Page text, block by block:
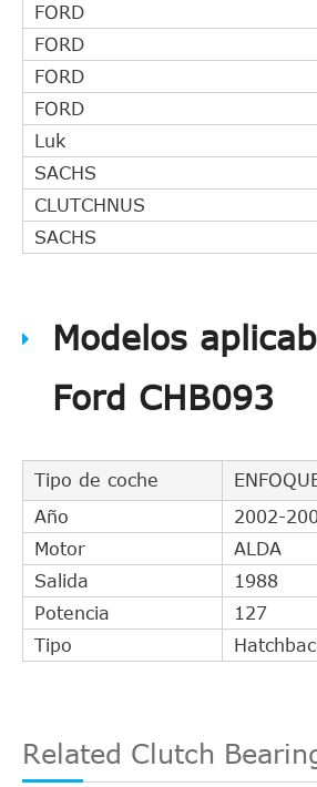
FORD
FORD
FORD
FORD
Luk
SACHS
CLUTCHNUS
SACHS
Modelos
Ford CHB093
Tipo de coche
Año
2002-
Motor
ALDA
Salida
1988
Potencia
127
Tipo
Related Clutch